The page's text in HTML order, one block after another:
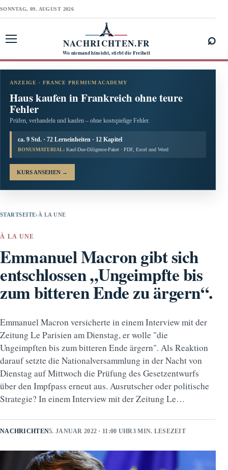
SONNTAG, 09. AUGUST 2026
NACHRICHTEN.FR
Wo niemand hinsieht, stirbt die Freiheit
⌕
ANZEIGE · FRANCE PREMIUM ACADEMY
Haus kaufen in Frankreich ohne teure
Fehler
Prüfen, verhandeln und kaufen – ohne kostspielige Fehler.
ca. 9 Std. · 72 Lerneinheiten · 12 Kapitel
BONUSMATERIAL: Kauf-Due-Diligence-Paket · PDF, Excel und Word
KURS ANSEHEN →
STARTSEITE› À LA UNE
À LA UNE
Emmanuel Macron gibt sich
entschlossen „Ungeimpfte bis
zum bitteren Ende zu ärgern“.
Emmanuel Macron versicherte in einem Interview mit der
Zeitung Le Parisien am Dienstag, er wolle "die
Ungeimpften bis zum bitteren Ende ärgern". Als Reaktion
darauf setzte die Nationalversammlung in der Nacht von
Dienstag auf Mittwoch die Prüfung des Gesetzentwurfs
über den Impfpass erneut aus. Ausrutscher oder politische
Strategie? In einem Interview mit der Zeitung Le…
NACHRICHTEN5. JANUAR 2022 · 11:00 UHR3 MIN. LESEZEIT